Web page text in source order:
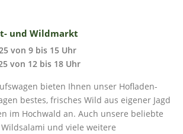
und Wildmarkt
von 9 bis 15 Uhr
von 12 bis 18 Uhr
bieten Ihnen unser Hofladen-
bestes, frisches Wild aus eigener Jagd
im Hochwald an. Auch unsere beliebte
und viele weitere